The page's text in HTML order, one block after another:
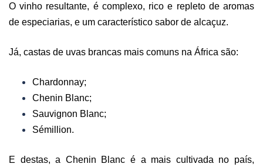
O vinho resultante, é complexo, rico e repleto de aromas
de especiarias, e um característico sabor de alcaçuz.
Já, castas de uvas brancas mais comuns na África são:
Chardonnay;
Chenin Blanc;
Sauvignon Blanc;
Sémillion.
E destas, a Chenin Blanc é a mais cultivada no país,